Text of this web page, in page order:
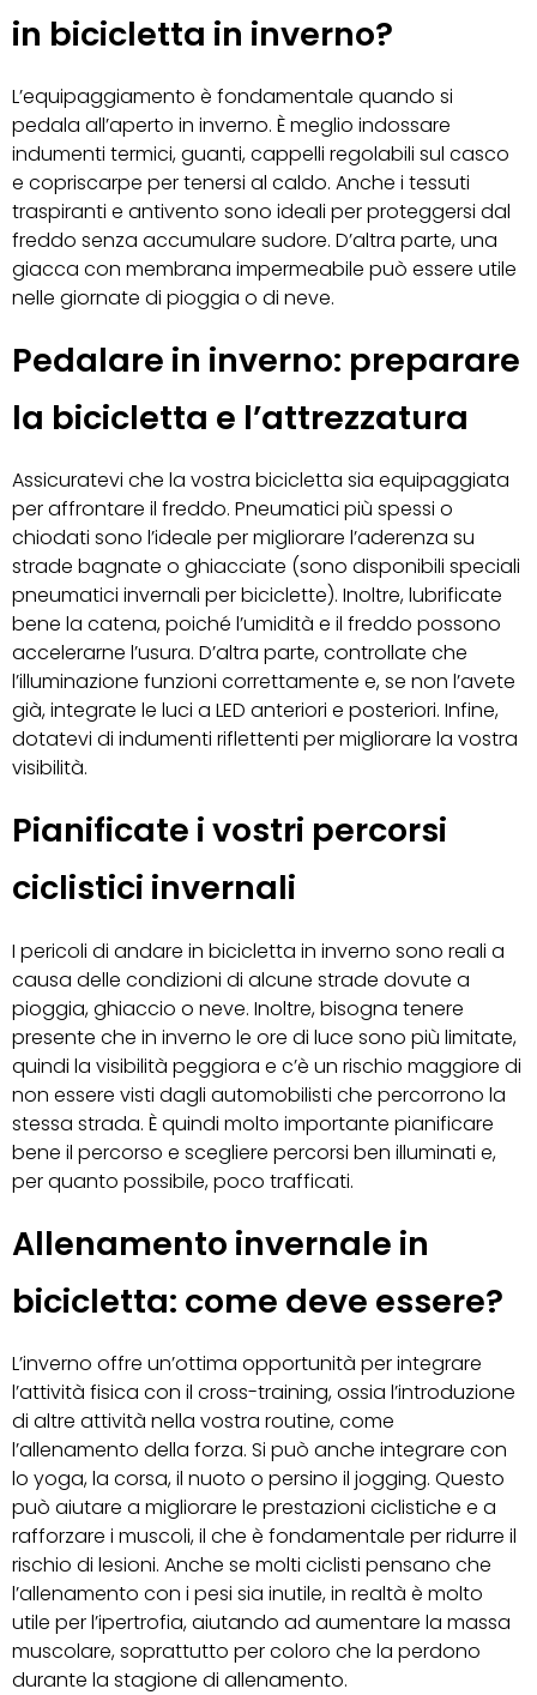
in bicicletta in inverno?
L’equipaggiamento è fondamentale quando si
pedala all’aperto in inverno. È meglio indossare
indumenti termici, guanti, cappelli regolabili sul casco
e copriscarpe per tenersi al caldo. Anche i tessuti
traspiranti e antivento sono ideali per proteggersi dal
freddo senza accumulare sudore. D’altra parte, una
giacca con membrana impermeabile può essere utile
nelle giornate di pioggia o di neve.
Pedalare in inverno: preparare
la bicicletta e l’attrezzatura
Assicuratevi che la vostra bicicletta sia equipaggiata
per affrontare il freddo. Pneumatici più spessi o
chiodati sono l’ideale per migliorare l’aderenza su
strade bagnate o ghiacciate (sono disponibili speciali
pneumatici invernali per biciclette). Inoltre, lubrificate
bene la catena, poiché l’umidità e il freddo possono
accelerarne l’usura. D’altra parte, controllate che
l’illuminazione funzioni correttamente e, se non l’avete
già, integrate le luci a LED anteriori e posteriori. Infine,
dotatevi di indumenti riflettenti per migliorare la vostra
visibilità.
Pianificate i vostri percorsi
ciclistici invernali
I pericoli di andare in bicicletta in inverno sono reali a
causa delle condizioni di alcune strade dovute a
pioggia, ghiaccio o neve. Inoltre, bisogna tenere
presente che in inverno le ore di luce sono più limitate,
quindi la visibilità peggiora e c’è un rischio maggiore di
non essere visti dagli automobilisti che percorrono la
stessa strada. È quindi molto importante pianificare
bene il percorso e scegliere percorsi ben illuminati e,
per quanto possibile, poco trafficati.
Allenamento invernale in
bicicletta: come deve essere?
L’inverno offre un’ottima opportunità per integrare
l’attività fisica con il cross-training, ossia l’introduzione
di altre attività nella vostra routine, come
l’allenamento della forza. Si può anche integrare con
lo yoga, la corsa, il nuoto o persino il jogging. Questo
può aiutare a migliorare le prestazioni ciclistiche e a
rafforzare i muscoli, il che è fondamentale per ridurre il
rischio di lesioni. Anche se molti ciclisti pensano che
l’allenamento con i pesi sia inutile, in realtà è molto
utile per l’ipertrofia, aiutando ad aumentare la massa
muscolare, soprattutto per coloro che la perdono
durante la stagione di allenamento.